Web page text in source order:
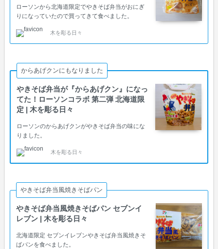
ローソンから北海道限定でやきそば弁当がおにぎ
りになっていたので買ってきて食べました。
木を彫る日々
からあげクンにもなりました
やきそば弁当が『からあげクン』になっ
てた！ローソンコラボ 第二弾 北海道限
定 | 木を彫る日々
ローソンのからあげクンがやきそば弁当の味にな
りました。
木を彫る日々
やきそば弁当風焼きそばパン
やきそば弁当風焼きそばパン セブンイ
レブン | 木を彫る日々
北海道限定 セブンイレブンやきそば弁当風焼きそ
ばパンを食べました。